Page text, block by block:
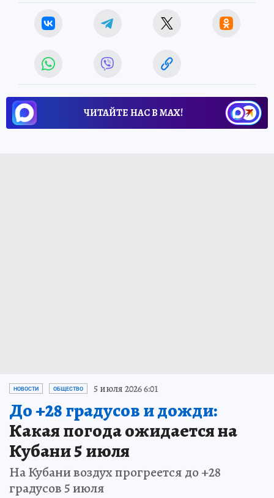
ЧИТАЙТЕ НАС В МАХ!
НОВОСТИ ОБЩЕСТВО 5 июля 2026 6:01
До +28 градусов и дожди:
Какая погода ожидается на
Кубани 5 июля
На Кубани воздух прогреется до +28
градусов 5 июля